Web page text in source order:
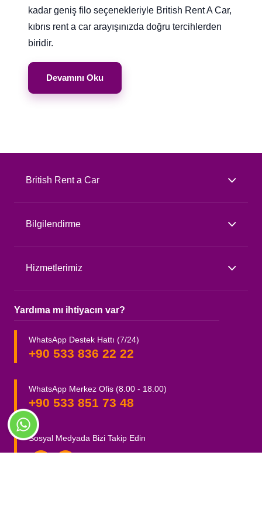
kadar geniş filo seçenekleriyle British Rent A Car,
kıbrıs rent a car arayışınızda doğru tercihlerden
biridir.
Devamını Oku
British Rent a Car
Bilgilendirme
Hizmetlerimiz
Yardıma mı ihtiyacın var?
WhatsApp Destek Hattı (7/24)
+90 533 836 22 22
WhatsApp Merkez Ofis (8.00 - 18.00)
+90 533 851 73 48
Sosyal Medyada Bizi Takip Edin